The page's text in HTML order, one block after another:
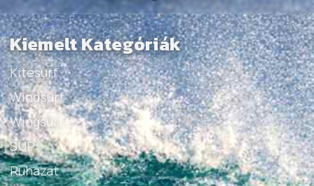
Kiemelt Kategóriák
Kitesurf
Windsurf
Wingsurf
SUP
Ruházat